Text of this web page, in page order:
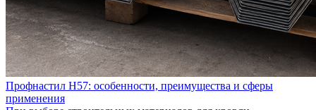
Профнастил Н57: особенности, преимущества и сферы
применения